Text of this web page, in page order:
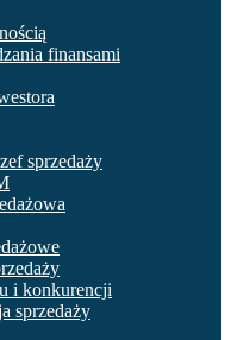
finansami
sprzedaży
i konkurencji
sprzedaży